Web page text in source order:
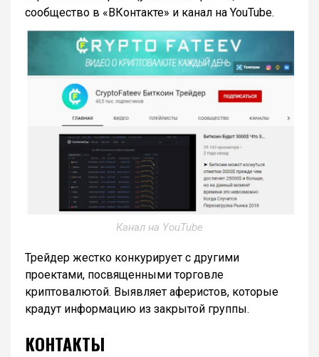
сообщество в «ВКонтакте» и канал на YouTube.
Канал на YouTube
Трейдер жестко конкурирует с другими
проектами, посвященными торговле
криптовалютой. Выявляет аферистов, которые
крадут информацию из закрытой группы.
КОНТАКТЫ